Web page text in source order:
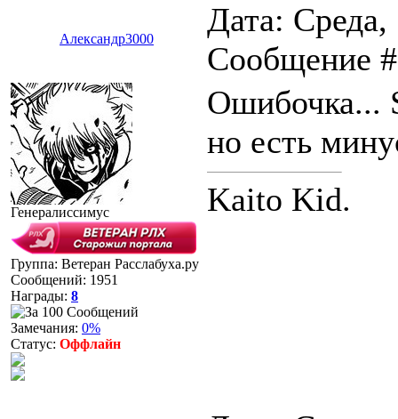
Александр3000
Дата:
Сообщение
Генералиссимус
Группа: Ветеран Расслабуха.ру
Сообщений: 1951
Награды: 8
Замечания: 0%
Статус: Оффлайн
Ошибочка...
но есть
Kaito Kid.